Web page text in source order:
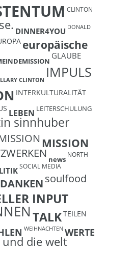
CLINTON
DINNER4YOU DONALD
europäische
GLAUBE
CLINTON IMPULS
INTERKULTURALITÄT
LEBEN LEITERSCHULUNG
sinnhuber
MISSION
news
NORTH
SOCIAL MEDIA
soulfood
INPUT
TALKTEILEN
WEIHNACHTEN WERTE
die welt